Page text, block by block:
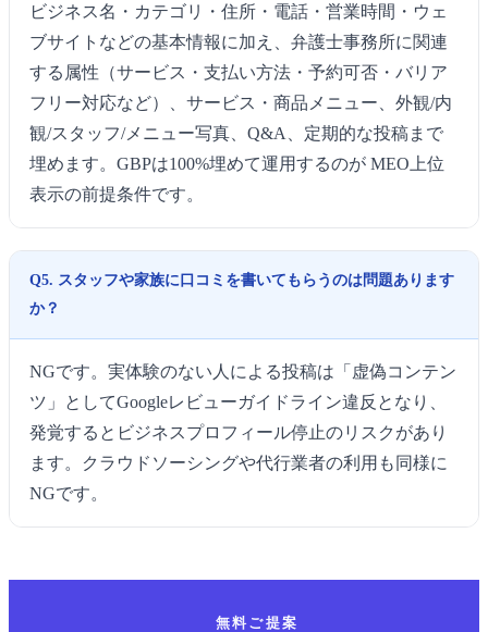
ビジネス名・カテゴリ・住所・電話・営業時間・ウェ
ブサイトなどの基本情報に加え、弁護士事務所に関連
する属性（サービス・支払い方法・予約可否・バリア
フリー対応など）、サービス・商品メニュー、外観/内
観/スタッフ/メニュー写真、Q&A、定期的な投稿まで
埋めます。GBPは100%埋めて運用するのが MEO上位
表示の前提条件です。
Q5. スタッフや家族に口コミを書いてもらうのは問題あります
か？
NGです。実体験のない人による投稿は「虚偽コンテン
ツ」としてGoogleレビューガイドライン違反となり、
発覚するとビジネスプロフィール停止のリスクがあり
ます。クラウドソーシングや代行業者の利用も同様に
NGです。
無料ご提案